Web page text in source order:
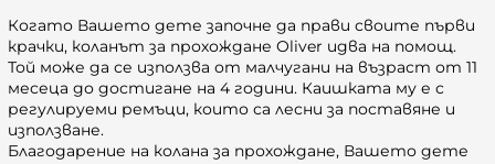
Когато Вашето дете започне да прави своите първи
крачки, коланът за прохождане Oliver идва на помощ.
Той може да се използва от малчугани на възраст от 11
месеца до достигане на 4 години. Каишката му е с
регулируеми ремъци, които са лесни за поставяне и
използване.
Благодарение на колана за прохождане, Вашето дете